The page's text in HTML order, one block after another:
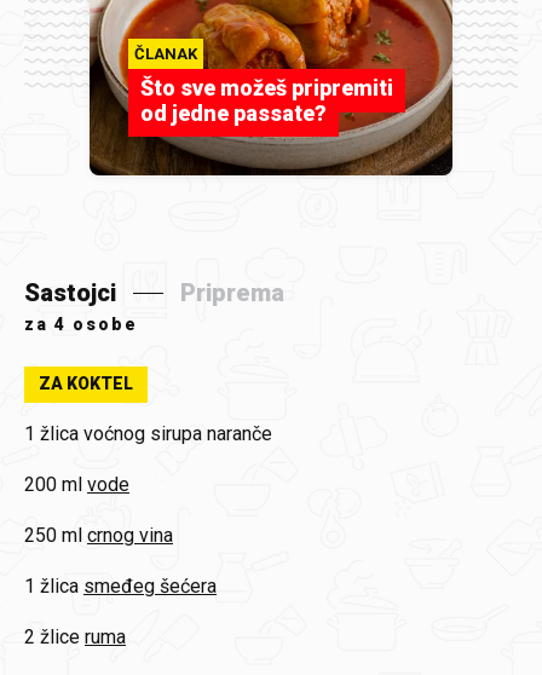
ČLANAK
Što sve možeš pripremiti
od jedne passate?
Sastojci Priprema
za 4 osobe
ZA KOKTEL
1 žlica voćnog sirupa naranče
200 ml vode
250 ml crnog vina
1 žlica smeđeg šećera
2 žlice ruma